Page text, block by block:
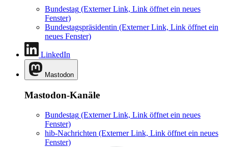
Bundestag (Externer Link, Link öffnet ein neues
Fenster)
Bundestagspräsidentin (Externer Link, Link öffnet ein
neues Fenster)
LinkedIn
Mastodon
Mastodon-Kanäle
Bundestag (Externer Link, Link öffnet ein neues
Fenster)
hib-Nachrichten (Externer Link, Link öffnet ein neues
Fenster)